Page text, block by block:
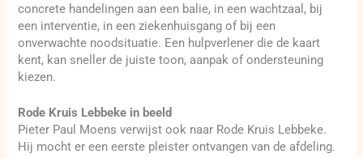
concrete handelingen aan een balie, in een wachtzaal, bij
een interventie, in een ziekenhuisgang of bij een
onverwachte noodsituatie. Een hulpverlener die de kaart
kent, kan sneller de juiste toon, aanpak of ondersteuning
kiezen.
Rode Kruis Lebbeke in beeld
Pieter Paul Moens verwijst ook naar Rode Kruis Lebbeke.
Hij mocht er een eerste pleister ontvangen van de afdeling.